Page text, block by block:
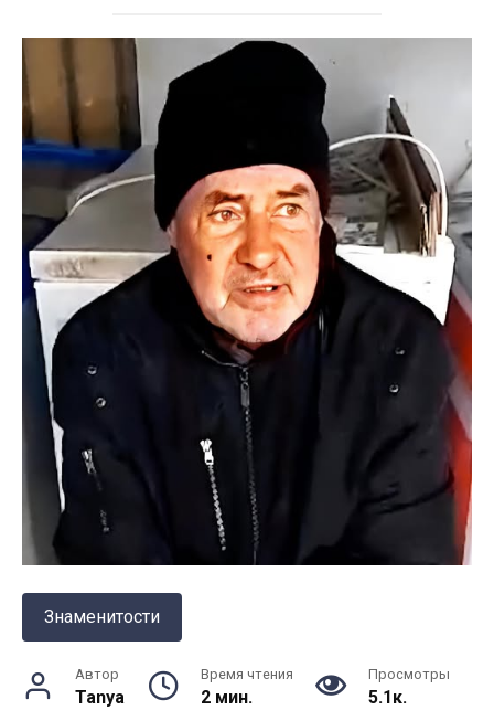
Знаменитости
Автор
Tanya
Время чтения
2 мин.
Просмотры
5.1к.